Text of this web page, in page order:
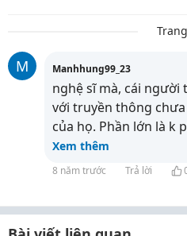
M Manhhung99_23
nghệ sĩ mà, cái người
với truyền thông
của họ. Phần lớn là k
Xem thêm
8 năm trước Trả lời